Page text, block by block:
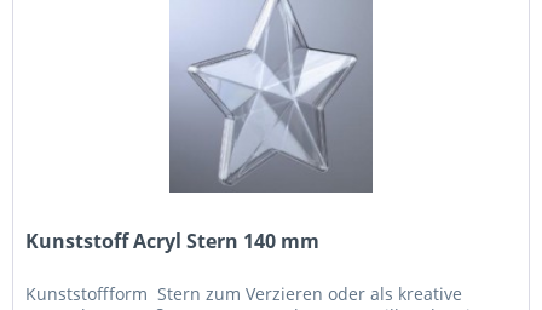
Kunststoff Acryl Stern 140 mm
Kunststoffform Stern zum Verzieren oder als kreative